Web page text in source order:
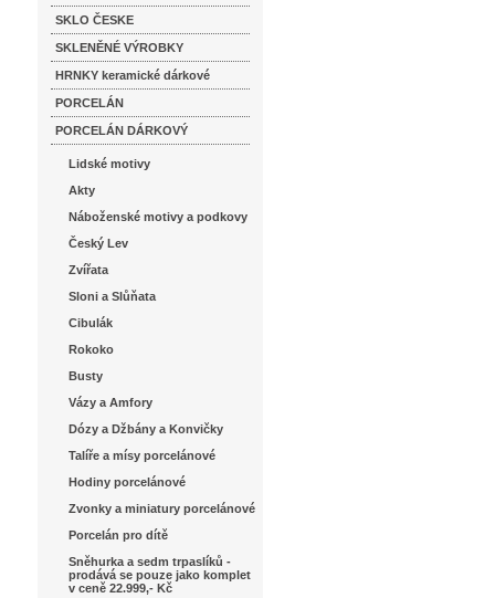
SKLO ČESKE
SKLENĚNÉ VÝROBKY
HRNKY keramické dárkové
PORCELÁN
PORCELÁN DÁRKOVÝ
Lidské motivy
Akty
Náboženské motivy a podkovy
Český Lev
Zvířata
Sloni a Slůňata
Cibulák
Rokoko
Busty
Vázy a Amfory
Dózy a Džbány a Konvičky
Talíře a mísy porcelánové
Hodiny porcelánové
Zvonky a miniatury porcelánové
Porcelán pro dítě
Sněhurka a sedm trpaslíků -
prodává se pouze jako komplet
v ceně 22.999,- Kč